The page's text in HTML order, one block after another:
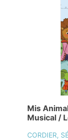
Mis
Musical /
CORDIER,